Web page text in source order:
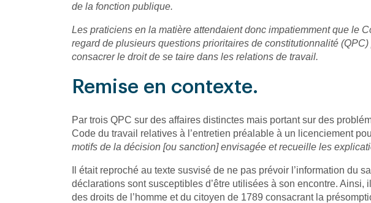
de la fonction publique.
Les praticiens en la matière attendaient donc impatiemment que le
regard de plusieurs questions prioritaires de constitutionnalité
consacrer le droit de se taire dans les relations de travail.
Remise en contexte.
Par trois QPC sur des affaires distinctes mais portant sur des
Code du travail relatives à l’entretien préalable à un licenciement
motifs de la décision [ou sanction] envisagée et recueille les
Il était reproché au texte susvisé de ne pas prévoir l’information du
déclarations sont susceptibles d’être utilisées à son encontre.
des droits de l’homme et du citoyen de 1789 consacrant la